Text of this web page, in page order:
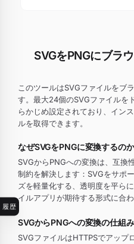
履歴
SVGをPNGにブラ
このツールはSVGファイルをブ
す。最大24個のSVGファイルを
らかじめ設定されており、イン
ルを取得できます。
なぜSVGをPNGに変換するのか
SVGからPNGへの変換は、互換
制約を解決します：SVGをサポ
ズを軽量化する、透明度を平ら
イルアプリが期待する形式に合わ
SVGからPNGへの変換の仕組み
SVGファイルはHTTPSでアップ